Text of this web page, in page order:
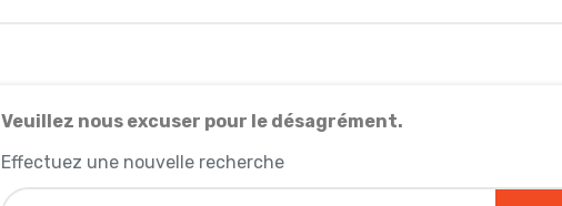
Veuillez nous excuser pour le désagrément.
Effectuez une nouvelle recherche